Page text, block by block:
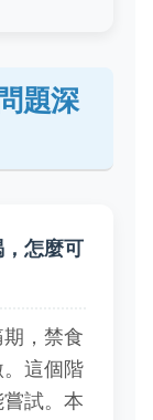
題深
怎麼可
，禁食
這個階
試。本